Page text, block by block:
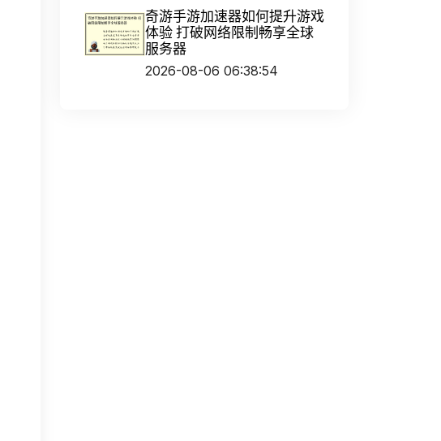
奇游手游加速器如何提升游戏
体验 打破网络限制畅享全球
服务器
2026-08-06 06:38:54